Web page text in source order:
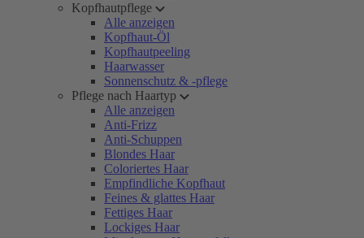
Kopfhautpflege
Alle anzeigen
Kopfhaut-Öl
Kopfhautpeeling
Haarwasser
Sonnenschutz & -pflege
Pflege nach Haartyp
Alle anzeigen
Anti-Frizz
Anti-Schuppen
Blondes Haar
Coloriertes Haar
Empfindliche Kopfhaut
Feines & glattes Haar
Fettiges Haar
Lockiges Haar